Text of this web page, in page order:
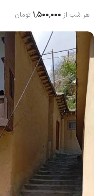
هر شب از ۱٬۵۰۰٬۰۰۰ تومان